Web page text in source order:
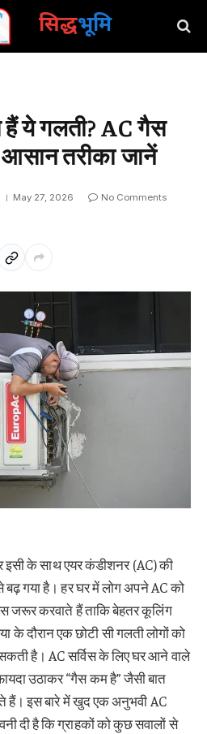
सिद्धभूमि
ये गलती? AC गैस
तरीका जानें
May 27, 2026
No Comments
इसी के साथ एयर कंडीशनर (AC) की
गया है। हर घर में लोग अपने AC को
जरूर करवाते हैं ताकि बेहतर कूलिंग
के दौरान एक छोटी सी गलती लोगों को
है। AC सर्विस के लिए घर आने वाले
उठाकर “गैस कम है” जैसी बात
इस बारे में खुद एक अनुभवी AC
दी है कि ग्राहकों को कुछ सवालों से